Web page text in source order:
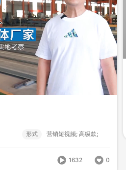
形式 宣传片;
形式 营销短视频; 高级款;
1632 0